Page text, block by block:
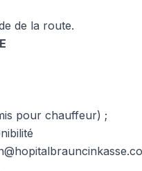
de la route.
pour chauffeur) ;